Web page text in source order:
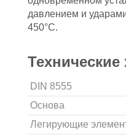
давлением и
450°С.
Технические
DIN 8555
Основа
Легирующие